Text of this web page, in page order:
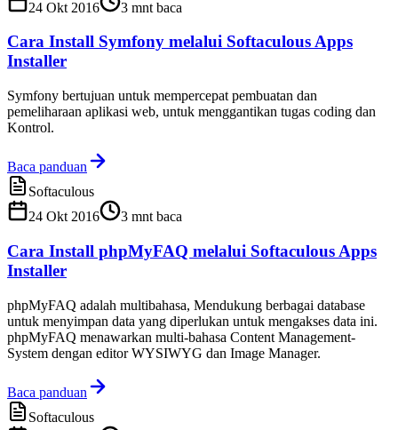
24 Okt 2016
3 mnt baca
Cara Install Symfony melalui Softaculous Apps
Installer
Symfony bertujuan untuk mempercepat pembuatan dan
pemeliharaan aplikasi web, untuk menggantikan tugas coding dan
Kontrol.
Baca panduan
Softaculous
24 Okt 2016
3 mnt baca
Cara Install phpMyFAQ melalui Softaculous Apps
Installer
phpMyFAQ adalah multibahasa, Mendukung berbagai database
untuk menyimpan data yang diperlukan untuk mengakses data ini.
phpMyFAQ menawarkan multi-bahasa Content Management-
System dengan editor WYSIWYG dan Image Manager.
Baca panduan
Softaculous